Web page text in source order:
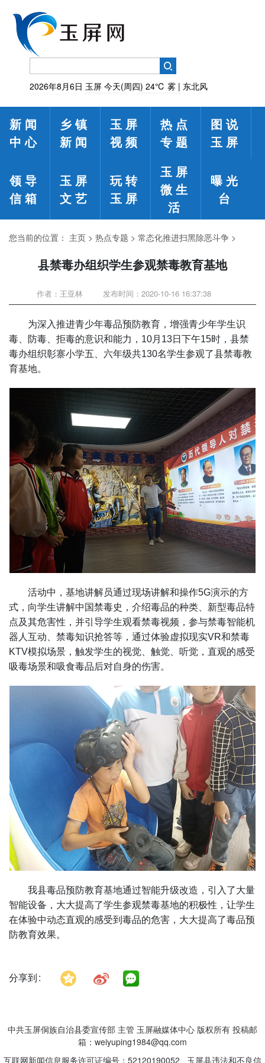
2026年8月6日 玉屏 今天(周四) 24℃ 雾 | 东北风
新闻
中心
乡镇
新闻
玉屏
视频
热点
专题
图说
玉屏
领导
信箱
玉屏
文艺
玩转
玉屏
玉屏
微生
活
曝光
台
您当前的位置： 主页 > 热点专题 > 常态化推进扫黑除恶斗争 >
县禁毒办组织学生参观禁毒教育基地
作者：王亚林 发布时间：2020-10-16 16:37:38
为深入推进青少年毒品预防教育，增强青少年学生识
毒、防毒、拒毒的意识和能力，10月13日下午15时，县禁
毒办组织彰寨小学五、六年级共130名学生参观了县禁毒教
育基地。
活动中，基地讲解员通过现场讲解和操作5G演示的方
式，向学生讲解中国禁毒史，介绍毒品的种类、新型毒品特
点及其危害性，并引导学生观看禁毒视频，参与禁毒智能机
器人互动、禁毒知识抢答等，通过体验虚拟现实VR和禁毒
KTV模拟场景，触发学生的视觉、触觉、听觉，直观的感受
吸毒场景和吸食毒品后对自身的伤害。
我县毒品预防教育基地通过智能升级改造，引入了大量
智能设备，大大提高了学生参观禁毒基地的积极性，让学生
在体验中动态直观的感受到毒品的危害，大大提高了毒品预
防教育效果。
分享到
中共玉屏侗族自治县委宣传部 主管 玉屏融媒体中心 版权所有 投稿邮
箱：weiyuping1984@qq.com
互联网新闻信息服务许可证编号：52120190052 玉屏县违法和不良信